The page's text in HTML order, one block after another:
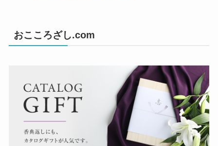
おこころざし.com